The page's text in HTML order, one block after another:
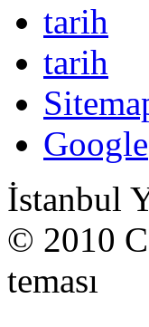
tarih
tarih
Google
İstanbul
© 2010
teması